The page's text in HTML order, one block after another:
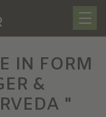
IN FORM
&
"